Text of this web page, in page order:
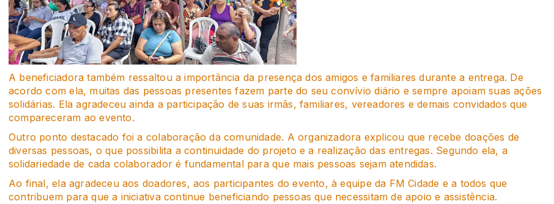
A beneficiadora também ressaltou a importância da presença dos amigos e familiares durante a entrega. De
acordo com ela, muitas das pessoas presentes fazem parte do seu convívio diário e sempre apoiam suas ações
solidárias. Ela agradeceu ainda a participação de suas irmãs, familiares, vereadores e demais convidados que
compareceram ao evento.
Outro ponto destacado foi a colaboração da comunidade. A organizadora explicou que recebe doações de
diversas pessoas, o que possibilita a continuidade do projeto e a realização das entregas. Segundo ela, a
solidariedade de cada colaborador é fundamental para que mais pessoas sejam atendidas.
Ao final, ela agradeceu aos doadores, aos participantes do evento, à equipe da FM Cidade e a todos que
contribuem para que a iniciativa continue beneficiando pessoas que necessitam de apoio e assistência.